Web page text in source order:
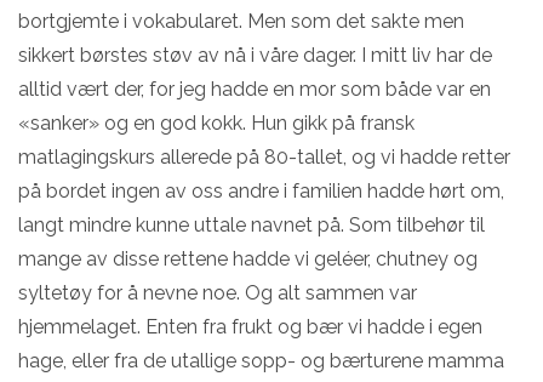
LOGG INN
bortgjemte i vokabularet. Men som det sakte men
sikkert børstes støv av nå i våre dager. I mitt liv har de
alltid vært der, for jeg hadde en mor som både var en
«sanker» og en god kokk. Hun gikk på fransk
matlagingskurs allerede på 80-tallet, og vi hadde retter
på bordet ingen av oss andre i familien hadde hørt om,
langt mindre kunne uttale navnet på. Som tilbehør til
mange av disse rettene hadde vi geléer, chutney og
syltetøy for å nevne noe. Og alt sammen var
hjemmelaget. Enten fra frukt og bær vi hadde i egen
hage, eller fra de utallige sopp- og bærturene mamma